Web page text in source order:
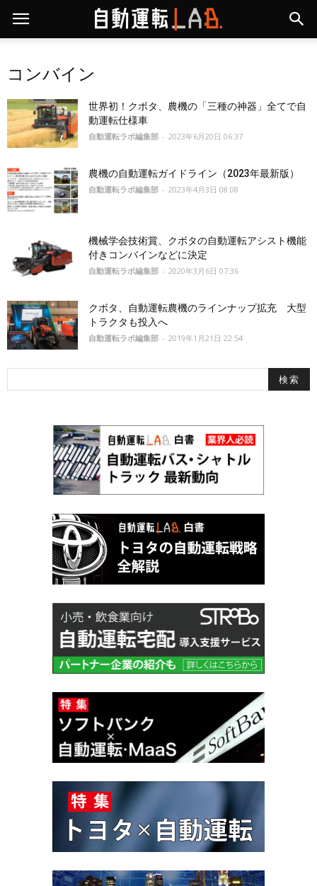
コンバイン
世界初！クボタ、農機の「三種の神器」全てで自
動運転仕様車
自動運転ラボ編集部 - 2023年6月20日 06:37
農機の自動運転ガイドライン（2023年最新版）
自動運転ラボ編集部 - 2023年4月3日 08:08
機械学会技術賞、クボタの自動運転アシスト機能
付きコンバインなどに決定
自動運転ラボ編集部 - 2020年3月6日 07:36
クボタ、自動運転農機のラインナップ拡充 大型
トラクタも投入へ
自動運転ラボ編集部 - 2019年1月21日 22:54